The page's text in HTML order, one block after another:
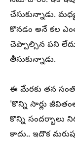
చేసుకున్నాడు.
కొనడం అనే కల
చెప్పాల్సిన పని
తీసుకున్నాడు.
ఈ మేరకు తన
'కొన్ని సార్లు
కొన్ని సందర్భాలు
కాదు.. ఇదొక